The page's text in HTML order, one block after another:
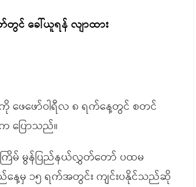
င် ခေါ်ယူရန် လျာထား
ေဖော်ဝါရီလ ၈ ရက်နေ့တွင် စတင်
ပြောသည်။
ြိမ် မွန်ပြည်နယ်လွှတ်တော် ပထမ
ေ့မှ ၁၅ ရက်အတွင်း ကျင်းပနိုင်သည်ဆို